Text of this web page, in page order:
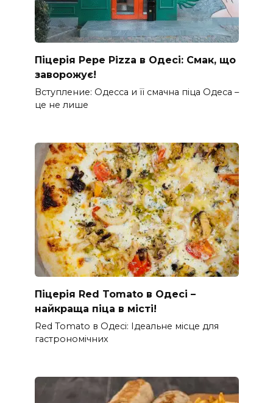
Піцерія Pepe Pizza в Одесі: Смак, що
заворожує!
Вступление: Одесса и її смачна піца Одеса –
це не лише
Піцерія Red Tomato в Одесі –
найкраща піца в місті!
Red Tomato в Одесі: Ідеальне місце для
гастрономічних